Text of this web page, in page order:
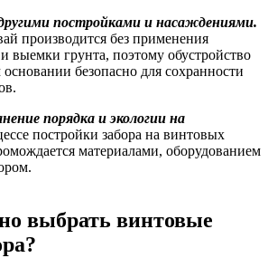
постройками и насаждениями.
производится без применения
выемки грунта, поэтому обустройство
безопасно для сохранности
порядка и экологии на
постройки забора на винтовых
материалами, оборудованием
выбрать винтовые